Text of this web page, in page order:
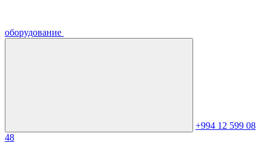
оборудование
+994 12 599 08
48